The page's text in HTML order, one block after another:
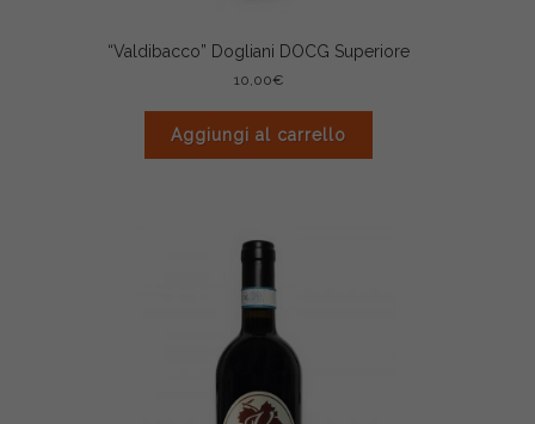
“Valdibacco” Dogliani DOCG Superiore
10,00€
Aggiungi al carrello